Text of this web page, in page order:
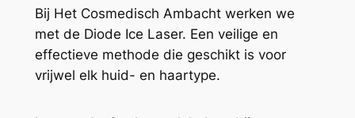
Bij Het Cosmedisch Ambacht werken we
met de Diode Ice Laser. Een veilige en
effectieve methode die geschikt is voor
vrijwel elk huid- en haartype.